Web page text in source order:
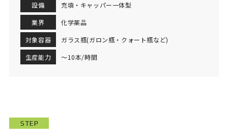
設備
充填・キャッパー一体型
業界
化学薬品
対象容器
ガラス瓶(ガロン瓶・クォート瓶など)
生産能力
～10本/時間
STEP